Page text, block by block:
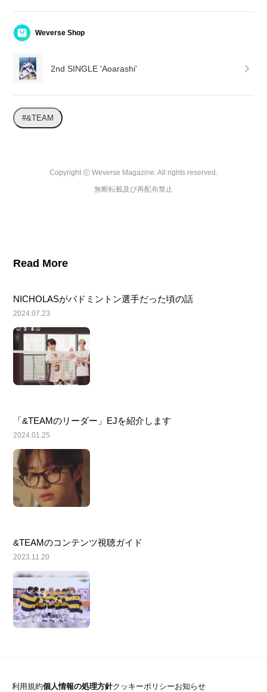
Weverse Shop
2nd SINGLE 'Aoarashi'
#&TEAM
Copyright ⓒ Weverse Magazine. All rights reserved.
無断転載及び再配布禁止
Read More
NICHOLASがバドミントン選手だった頃の話
2024.07.23
「&TEAMのリーダー」EJを紹介します
2024.01.25
&TEAMのコンテンツ視聴ガイド
2023.11.20
利用規約個人情報の処理方針クッキーポリシーお知らせ